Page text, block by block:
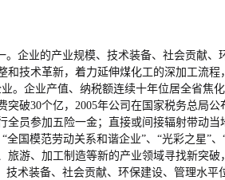
企业的产业规模、技术装备、社会贡献
技术革新，着力延伸煤化工的深加工流
企业产值、纳税额连续十年位居全省焦
破30个亿，2005年公司在国家税务总局
员参加五险一金；直接或间接辐射带动
国模范劳动关系和谐企业”、“光彩之星”
游、加工制造等新的产业领域寻找新突
术装备、社会贡献、环保建设、管理水